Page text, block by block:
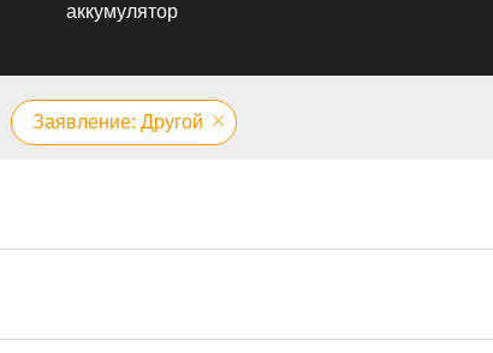
аккумулятор
Заявление: Другой